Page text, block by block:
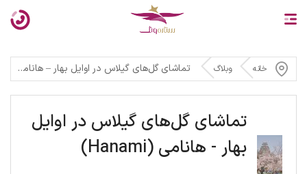
خانه وبلاگ تماشای گل‌های گیلاس در اوایل بهار – هانامی (Hanami)
تماشای گل‌های گیلاس در اوایل
بهار - هانامی (Hanami)